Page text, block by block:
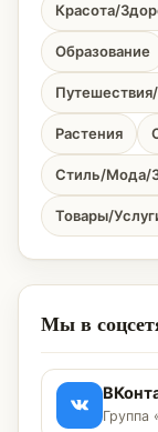
Красота/
Образование
Растения
Стиль/Мода/
Товары/
Мы в
Группа